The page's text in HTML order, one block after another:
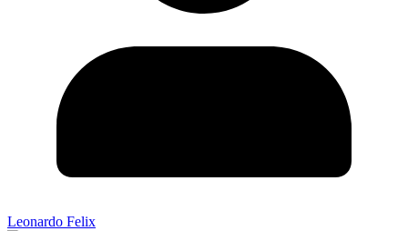
Leonardo Felix